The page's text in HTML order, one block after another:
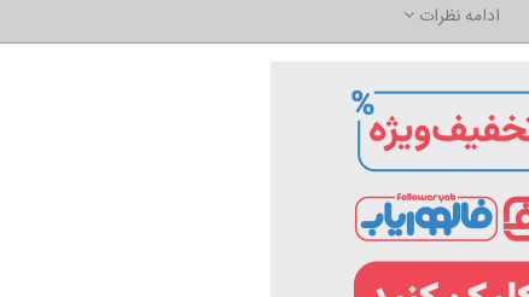
ادامه نظرات